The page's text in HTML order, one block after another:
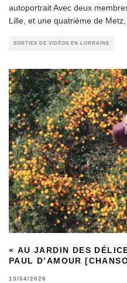
autoportrait Avec deux
Lille, et une quatrième de
SORTIES DE VIDÉOS EN LORRAINE
« AU JARDIN DES
PAUL D’AMOUR
13/04/2026